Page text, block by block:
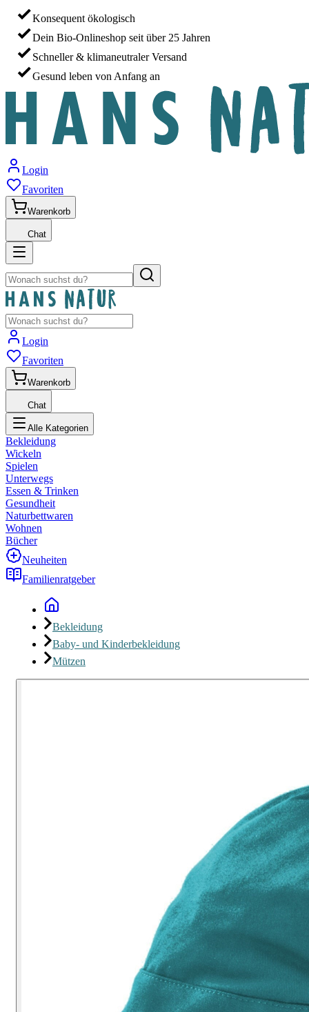
Konsequent ökologisch
Dein Bio-Onlineshop seit über 25 Jahren
Schneller & klimaneutraler Versand
Gesund leben von Anfang an
Login
Favoriten
Warenkorb
Chat
Login
Favoriten
Warenkorb
Chat
Alle Kategorien
Bekleidung
Wickeln
Spielen
Unterwegs
Essen & Trinken
Gesundheit
Naturbettwaren
Wohnen
Bücher
Neuheiten
Familienratgeber
Bekleidung
Baby- und Kinderbekleidung
Mützen